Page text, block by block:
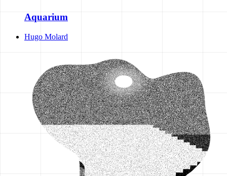
Aquarium
Hugo Molard